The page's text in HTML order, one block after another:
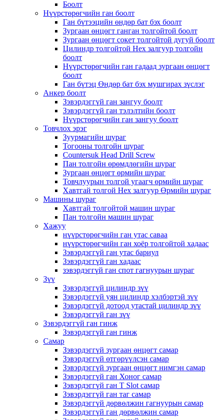
Боолт
Нүүрстөрөгчийн ган боолт
Ган бүтээцийн өндөр бат бэх боолт
Зургаан өнцөгт ганган толгойтой боолт
Зургаан өнцөгт сокет толгойтой дугуй боолт
Цилиндр толгойтой Hex залгуур толгойн
боолт
Нүүрстөрөгчийн ган гадаад зургаан өнцөгт
боолт
Ган бүтэц Өндөр бат бэх мушгирах зүслэг
Анкер боолт
Зэвэрдэггүй ган зангуу боолт
Зэвэрдэггүй ган тэлэлтийн боолт
Нүүрстөрөгчийн ган зангуу боолт
Товчлох эрэг
Зуурмагийн шураг
Тогооны толгойн шураг
Countersuk Head Drill Screw
Пан толгойн өрөмдлөгийн шураг
Зургаан өнцөгт өрмийн шураг
Товчлуурын толгой угаагч өрмийн шураг
Хавтгай толгой Hex залгуур Өрмийн шураг
Машины шураг
Хавтгай толгойтой машин шураг
Пан толгойн машин шураг
Хажуу
нүүрстөрөгчийн ган утас саваа
нүүрстөрөгчийн ган хоёр толгойтой хадаас
Зэвэрдэггүй ган утас бариул
Зэвэрдэггүй ган хадаас
зэвэрдэггүй ган спот гагнуурын шураг
Зүү
Зэвэрдэггүй цилиндр зүү
Зэвэрдэггүй уян цилиндр хэлбэртэй зүү
Зэвэрдэггүй дотоод утастай цилиндр зүү
Зэвэрдэггүй ган зүү
Зэвэрдэггүй ган гинж
Зэвэрдэггүй ган гинж
Самар
Зэвэрдэггүй зургаан өнцөгт самар
Зэвэрдэггүй өтгөрүүлсэн самар
Зэвэрдэггүй зургаан өнцөгт нимгэн самар
Зэвэрдэггүй ган Хоног самар
Зэвэрдэггүй ган T Slot самар
Зэвэрдэггүй ган таг самар
Зэвэрдэггүй дөрвөлжин гагнуурын самар
Зэвэрдэггүй ган дөрвөлжин самар